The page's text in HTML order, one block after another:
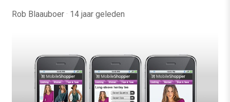
Rob Blaauboer · 14 jaar geleden